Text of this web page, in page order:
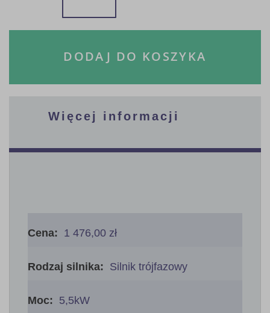
DODAJ DO KOSZYKA
Więcej informacji
informacji 1 476,00 zł
Silnik trójfazowy
5,5kW